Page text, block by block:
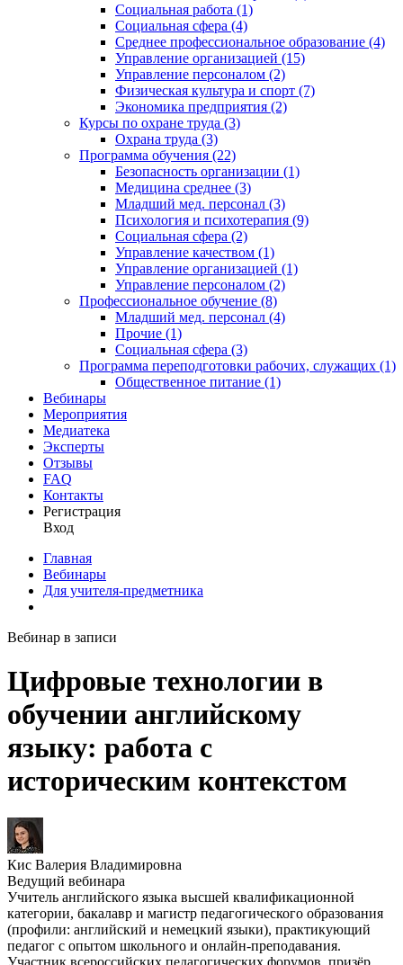
Социальная работа (1)
Социальная сфера (4)
Среднее профессиональное образование (4)
Управление организацией (15)
Управление персоналом (2)
Физическая культура и спорт (7)
Экономика предприятия (2)
Курсы по охране труда (3)
Охрана труда (3)
Программа обучения (22)
Безопасность организации (1)
Медицина среднее (3)
Младший мед. персонал (3)
Психология и психотерапия (9)
Социальная сфера (2)
Управление качеством (1)
Управление организацией (1)
Управление персоналом (2)
Профессиональное обучение (8)
Младший мед. персонал (4)
Прочие (1)
Социальная сфера (3)
Программа переподготовки рабочих, служащих (1)
Общественное питание (1)
Вебинары
Мероприятия
Медиатека
Эксперты
Отзывы
FAQ
Контакты
Регистрация
Вход
Главная
Вебинары
Для учителя-предметника
Вебинар в записи
Цифровые технологии в
обучении английскому
языку: работа с
историческим контекстом
Кис Валерия Владимировна
Ведущий вебинара
Учитель английского языка высшей квалификационной
категории, бакалавр и магистр педагогического образования
(профили: английский и немецкий языки), практикующий
педагог с опытом школьного и онлайн-преподавания.
Участник всероссийских педагогических форумов, призёр